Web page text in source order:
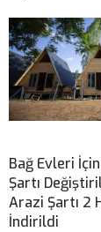
Bağ Evleri
Şartı
Arazi Şartı 2
İndirildi